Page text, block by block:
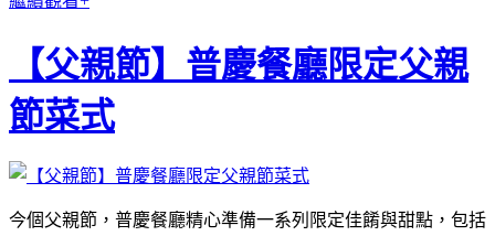
【父親節】普慶餐廳限定父親
節菜式
今個父親節，普慶餐廳精心準備一系列限定佳餚與甜點，包括